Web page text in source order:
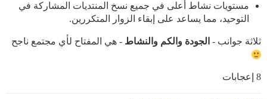
مستويات نشاط أعلى في جميع نسخ المنتديات المشاركة في
التوحيد، مما يساعد على إبقاء الزوار المتكررين.
ثلاثة جوانب - الجودة والكم والنشاط - هي المفتاح لأي مجتمع ناجح
8 إعجابات